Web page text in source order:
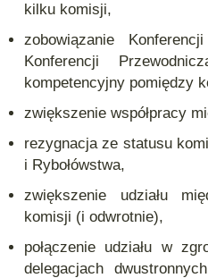
kilku komisji,
zobowiązanie
Konferencji
kompetencyjny pomiędzy
zwiększenie współpracy
rezygnacja ze statusu
i Rybołówstwa,
zwiększenie udziału
komisji (i odwrotnie),
połączenie udziału w
delegacjach